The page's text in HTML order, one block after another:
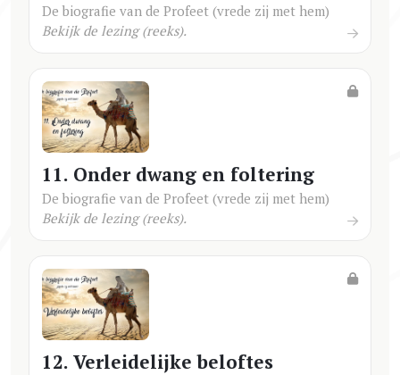
De biografie van de Profeet (vrede zij met hem)
Bekijk de lezing (reeks).
11. Onder dwang en foltering
De biografie van de Profeet (vrede zij met hem)
Bekijk de lezing (reeks).
12. Verleidelijke beloftes